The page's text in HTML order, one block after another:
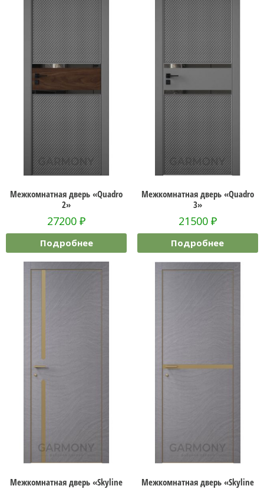
Межкомнатная дверь «Quadro
2»
27200₽
Подробнее
Межкомнатная дверь «Quadro
3»
21500 ₽
Подробнее
Межкомнатная дверь «Skyline
Межкомнатная дверь «Skyline